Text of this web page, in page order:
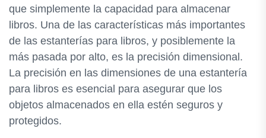
que simplemente la capacidad para almacenar
libros. Una de las características más importantes
de las estanterías para libros, y posiblemente la
más pasada por alto, es la precisión dimensional.
La precisión en las dimensiones de una estantería
para libros es esencial para asegurar que los
objetos almacenados en ella estén seguros y
protegidos.